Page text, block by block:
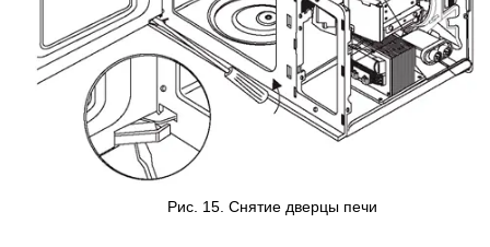
Рис. 15. Снятие дверцы печи